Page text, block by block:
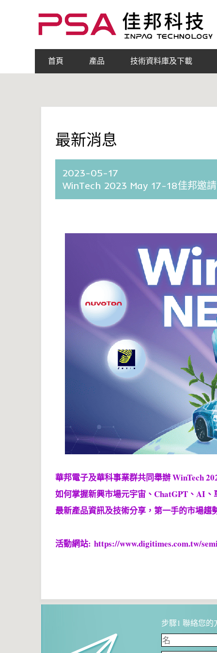
首頁 產品 技術資料庫及下載
最新消息
2023-05-17
WinTech 2023 May 17-18佳邦邀請
華邦電子及華科事業群共同舉辦 WinTech
如何掌握新興市場元宇宙、ChatGPT、AI
最新產品資訊及技術分享，第一手的市場趨
活動網站: https://www.digitimes.com.tw/
步驟1 聯絡您的